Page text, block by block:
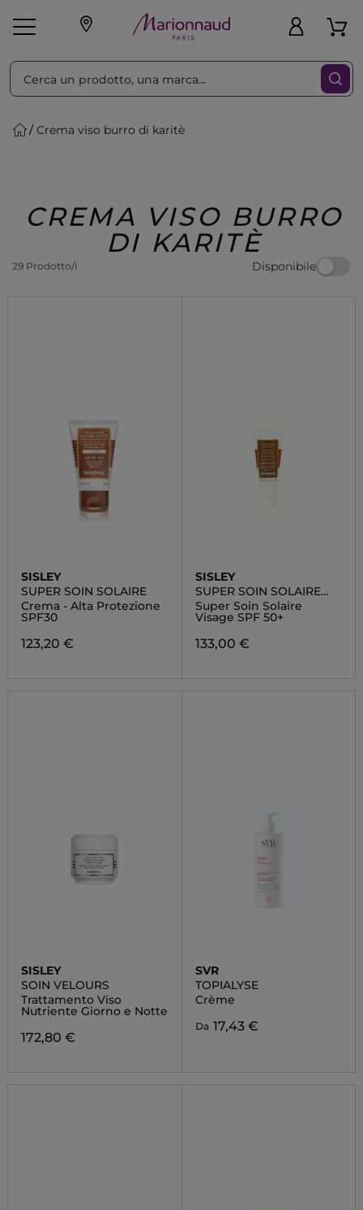
Make-up Profumi
Regalo
Crema viso burro di karitè
CREMA VISO BURRO
DI KARITÈ
29 Prodotto/i Disponibile
Ordina per Filtra
SISLEY
SUPER SOIN SOLAIRE
Crema - Alta Protezione
SPF30
123,20 €
SISLEY
SUPER SOIN SOLAIRE
VISAGE SPF50+
Super Soin Solaire
Visage SPF 50+
133,00 €
SISLEY
SOIN VELOURS
Trattamento Viso
Nutriente Giorno e Notte
172,80 €
SVR
TOPIALYSE
Crème
Da 17,43 €